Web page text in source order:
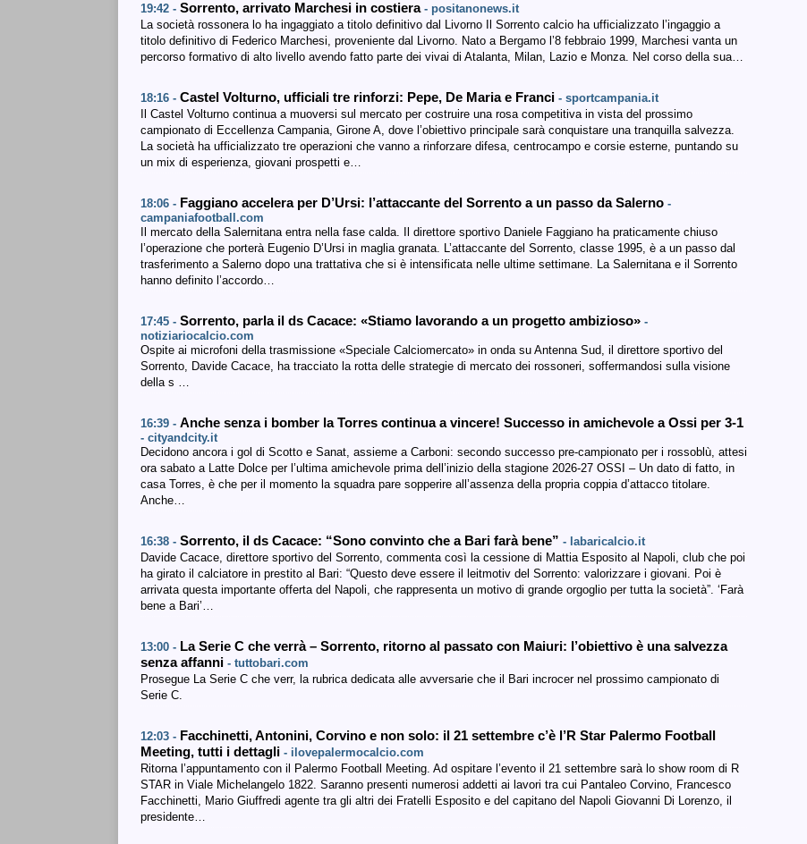
19:42 - Sorrento, arrivato Marchesi in costiera - positanonews.it
La società rossonera lo ha ingaggiato a titolo definitivo dal Livorno Il Sorrento calcio ha ufficializzato l’ingaggio a
titolo definitivo di Federico Marchesi, proveniente dal Livorno. Nato a Bergamo l’8 febbraio 1999, Marchesi vanta un
percorso formativo di alto livello avendo fatto parte dei vivai di Atalanta, Milan, Lazio e Monza. Nel corso della sua…
18:16 - Castel Volturno, ufficiali tre rinforzi: Pepe, De Maria e Franci - sportcampania.it
Il Castel Volturno continua a muoversi sul mercato per costruire una rosa competitiva in vista del prossimo
campionato di Eccellenza Campania, Girone A, dove l’obiettivo principale sarà conquistare una tranquilla salvezza.
La società ha ufficializzato tre operazioni che vanno a rinforzare difesa, centrocampo e corsie esterne, puntando su
un mix di esperienza, giovani prospetti e…
18:06 - Faggiano accelera per D’Ursi: l’attaccante del Sorrento a un passo da Salerno -
campaniafootball.com
Il mercato della Salernitana entra nella fase calda. Il direttore sportivo Daniele Faggiano ha praticamente chiuso
l’operazione che porterà Eugenio D’Ursi in maglia granata. L’attaccante del Sorrento, classe 1995, è a un passo dal
trasferimento a Salerno dopo una trattativa che si è intensificata nelle ultime settimane. La Salernitana e il Sorrento
hanno definito l’accordo…
17:45 - Sorrento, parla il ds Cacace: «Stiamo lavorando a un progetto ambizioso» -
notiziariocalcio.com
Ospite ai microfoni della trasmissione «Speciale Calciomercato» in onda su Antenna Sud, il direttore sportivo del
Sorrento, Davide Cacace, ha tracciato la rotta delle strategie di mercato dei rossoneri, soffermandosi sulla visione
della s …
16:39 - Anche senza i bomber la Torres continua a vincere! Successo in amichevole a Ossi per 3-1
- cityandcity.it
Decidono ancora i gol di Scotto e Sanat, assieme a Carboni: secondo successo pre-campionato per i rossoblù, attesi
ora sabato a Latte Dolce per l’ultima amichevole prima dell’inizio della stagione 2026-27 OSSI – Un dato di fatto, in
casa Torres, è che per il momento la squadra pare sopperire all’assenza della propria coppia d’attacco titolare.
Anche…
16:38 - Sorrento, il ds Cacace: “Sono convinto che a Bari farà bene” - labaricalcio.it
Davide Cacace, direttore sportivo del Sorrento, commenta così la cessione di Mattia Esposito al Napoli, club che poi
ha girato il calciatore in prestito al Bari: “Questo deve essere il leitmotiv del Sorrento: valorizzare i giovani. Poi è
arrivata questa importante offerta del Napoli, che rappresenta un motivo di grande orgoglio per tutta la società”. ‘Farà
bene a Bari’…
13:00 - La Serie C che verrà – Sorrento, ritorno al passato con Maiuri: l’obiettivo è una salvezza
senza affanni - tuttobari.com
Prosegue La Serie C che verr, la rubrica dedicata alle avversarie che il Bari incrocer nel prossimo campionato di
Serie C.
12:03 - Facchinetti, Antonini, Corvino e non solo: il 21 settembre c’è l’R Star Palermo Football
Meeting, tutti i dettagli - ilovepalermocalcio.com
Ritorna l’appuntamento con il Palermo Football Meeting. Ad ospitare l’evento il 21 settembre sarà lo show room di R
STAR in Viale Michelangelo 1822. Saranno presenti numerosi addetti ai lavori tra cui Pantaleo Corvino, Francesco
Facchinetti, Mario Giuffredi agente tra gli altri dei Fratelli Esposito e del capitano del Napoli Giovanni Di Lorenzo, il
presidente…